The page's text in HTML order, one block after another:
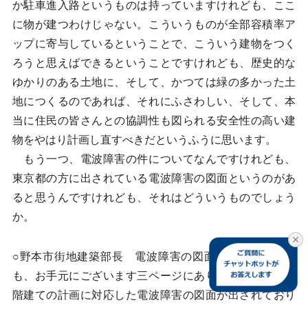
か駐車進入路というものは持っていますけれども、ここ
に物が建つわけじゃない。こういうものが全部容積率ア
ップに寄与しているということで、こういう建物をつく
ろうと思えばできるということですけれども、歴史的な
ゆかりのある土地に、そして、かつては緑の多かった土
地につくるのであれば、それにふさわしい、そして、本
当に住民の皆さんとの協調性も図られる安全性の高い建
物をやはり計画し直すべきだというふうに思います。
もう一つ、電波障害の件についてなんですけれども、
東京都の方に出されている電波障害の図面というのがあ
ると思うんですけれども、それはどういうものでしょう
か。
○野本市街地建築部長 電波障害の図面なんですけれど
も、お手元にございます三ページにあります、最高十四
階建ての計画に対応した電波障害の図面が出されており